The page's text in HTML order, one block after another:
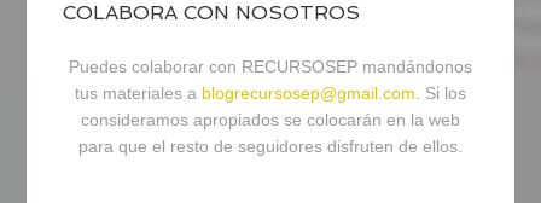
COLABORA CON NOSOTROS
Puedes colaborar con RECURSOSEP mandándonos
tus materiales a blogrecursosep@gmail.com. Si los
consideramos apropiados se colocarán en la web
para que el resto de seguidores disfruten de ellos.